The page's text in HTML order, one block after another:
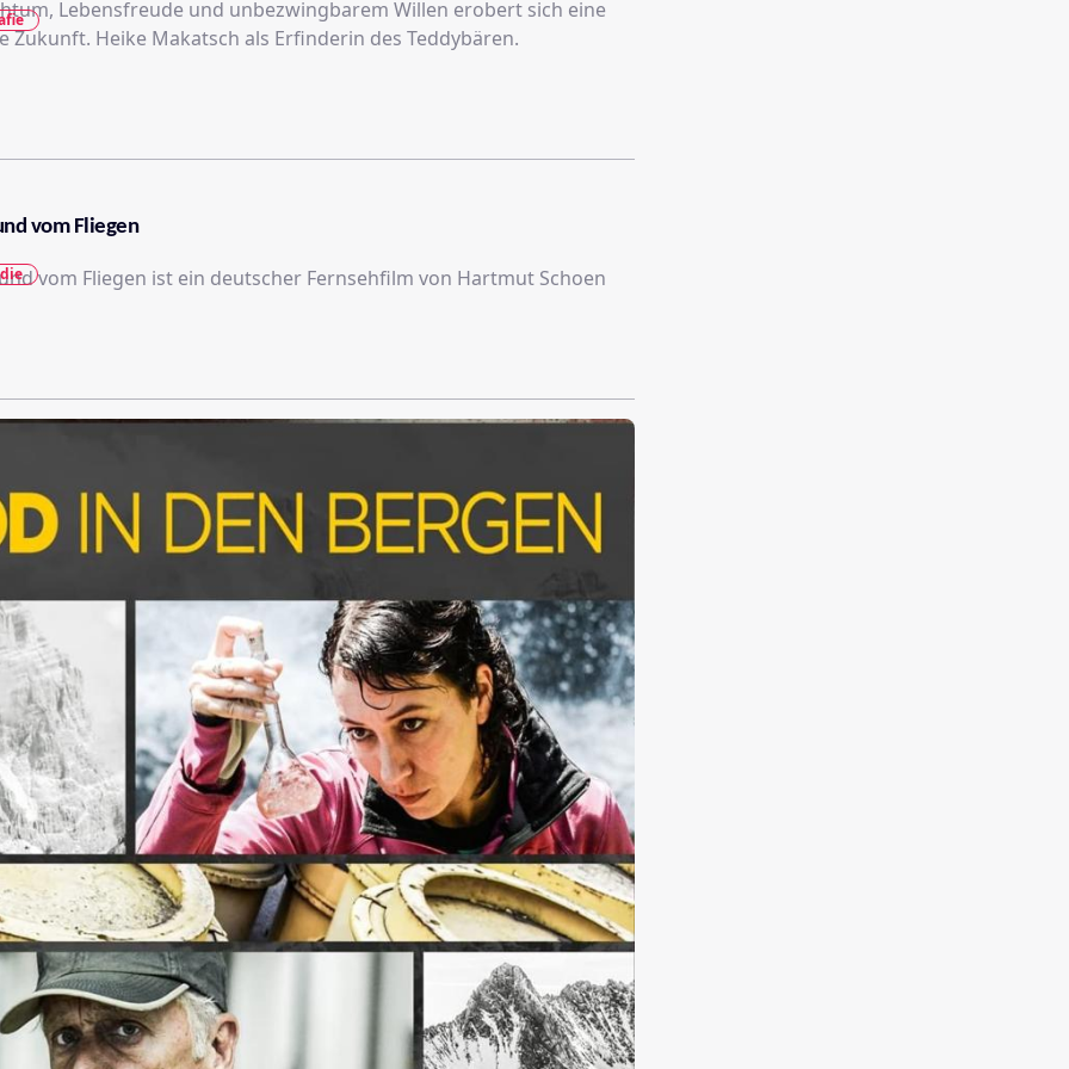
Lebensfreude und unbezwingbarem Willen erobert sich eine
Zukunft. Heike Makatsch als Erfinderin des Teddybären.
vom Fliegen
vom Fliegen ist ein deutscher Fernsehfilm von Hartmut Schoen